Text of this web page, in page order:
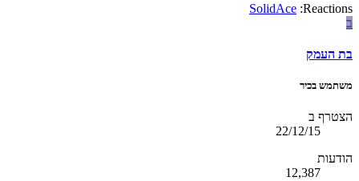
Reactions:
SolidAce
ב
בת העמק
משתמש בכיר
הצטרף ב
22/12/15
הודעות
12,387